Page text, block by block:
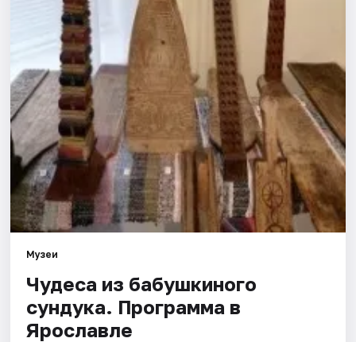
Артисты
Рейтинги
Музеи
Чудеса из бабушкиного
сундука. Программа в
Ярославле